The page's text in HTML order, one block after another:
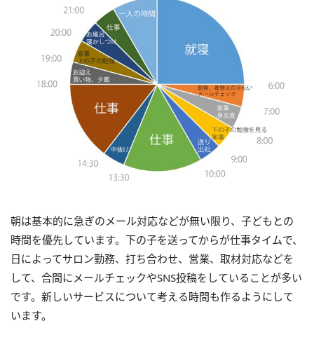
朝は基本的に急ぎのメール対応などが無い限り、子どもとの
時間を優先しています。下の子を送ってからが仕事タイムで、
日によってサロン勤務、打ち合わせ、営業、取材対応などを
して、合間にメールチェックやSNS投稿をしていることが多い
です。新しいサービスについて考える時間も作るようにして
います。